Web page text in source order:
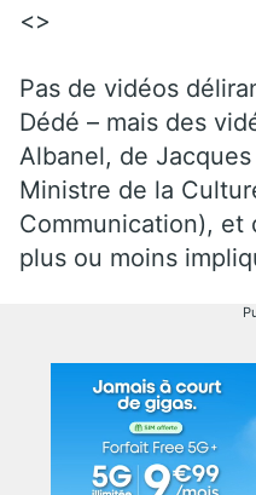
<>
Pas de vidéos
Dédé – mais des
Albanel, de
Ministre de la
Communication), et
plus ou moins